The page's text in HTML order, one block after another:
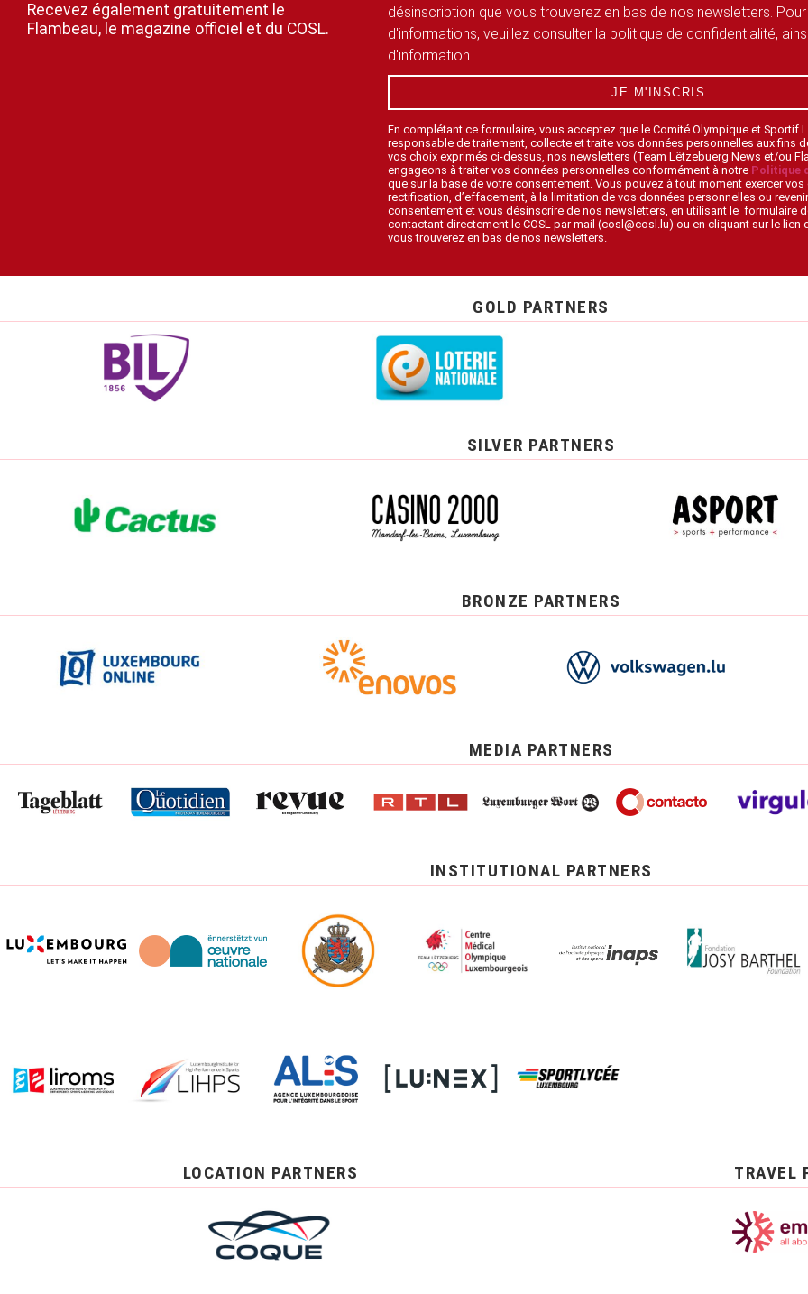
Recevez également gratuitement le
Flambeau, le magazine officiel et du COSL.
désinscription que vous trouverez en bas de nos newsletters. Pour
d'informations, veuillez consulter la politique de confidentialité,
d'information.
JE M'INSCRIS
En complétant ce formulaire, vous acceptez que le Comité Olympique et Sportif
responsable de traitement, collecte et traite vos données personnelles aux fins
vos choix exprimés ci-dessus, nos newsletters (Team Lëtzebuerg News et/ou
engageons à traiter vos données personnelles conformément à notre Politique
que sur la base de votre consentement. Vous pouvez à tout moment exercer vos
rectification, d’effacement, à la limitation de vos données personnelles ou
consentement et vous désinscrire de nos newsletters, en utilisant le formulaire
contactant directement le COSL par mail (cosl@cosl.lu) ou en cliquant sur le
vous trouverez en bas de nos newsletters.
GOLD PARTNERS
SILVER PARTNERS
BRONZE PARTNERS
MEDIA PARTNERS
INSTITUTIONAL PARTNERS
LOCATION PARTNERS TRAVEL